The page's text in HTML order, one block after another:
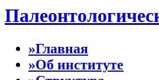
»Главная
»Об институте